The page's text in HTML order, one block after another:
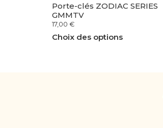
Porte-clés ZODIAC SERIES
GMMTV
17,00 €
Choix des options